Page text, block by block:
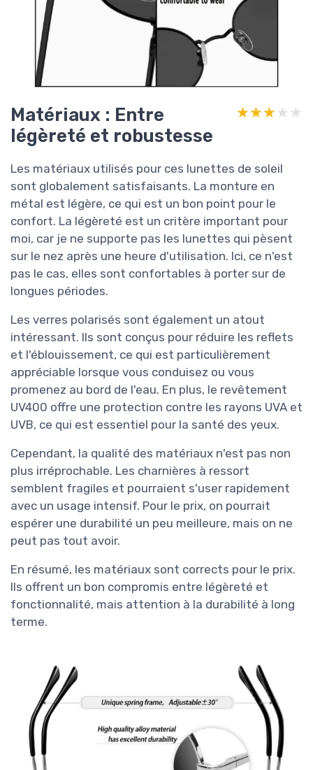
Matériaux : Entre
légèreté et robustesse
★★★★★
★★★★★
Les matériaux utilisés pour ces lunettes de soleil
sont globalement satisfaisants. La monture en
métal est légère, ce qui est un bon point pour le
confort. La légèreté est un critère important pour
moi, car je ne supporte pas les lunettes qui pèsent
sur le nez après une heure d'utilisation. Ici, ce n'est
pas le cas, elles sont confortables à porter sur de
longues périodes.
Les verres polarisés sont également un atout
intéressant. Ils sont conçus pour réduire les reflets
et l'éblouissement, ce qui est particulièrement
appréciable lorsque vous conduisez ou vous
promenez au bord de l'eau. En plus, le revêtement
UV400 offre une protection contre les rayons UVA et
UVB, ce qui est essentiel pour la santé des yeux.
Cependant, la qualité des matériaux n'est pas non
plus irréprochable. Les charnières à ressort
semblent fragiles et pourraient s'user rapidement
avec un usage intensif. Pour le prix, on pourrait
espérer une durabilité un peu meilleure, mais on ne
peut pas tout avoir.
En résumé, les matériaux sont corrects pour le prix.
Ils offrent un bon compromis entre légèreté et
fonctionnalité, mais attention à la durabilité à long
terme.